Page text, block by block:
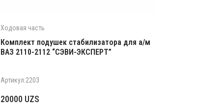
Ходовая часть
Комплект подушек стабилизатора для а/м
ВАЗ 2110-2112 “СЭВИ-ЭКСПЕРТ”
Артикул:2203
20000 UZS